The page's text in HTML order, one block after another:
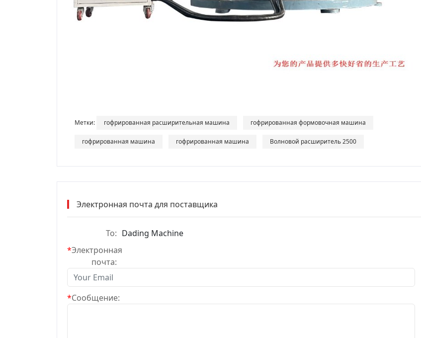
Метки: гофрированная расширительная машина гофрированная формовочная машина
гофрированная машина гофрированная машина Волновой расширитель 2500
Электронная почта для поставщика
To: Dading Machine
*Электронная
почта:
*Сообщение: